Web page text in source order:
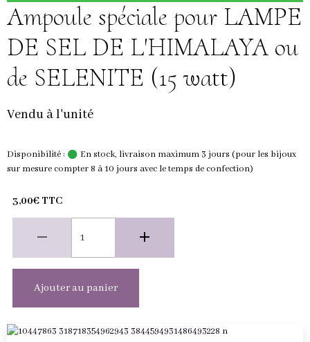
Ampoule spéciale pour LAMPE
DE SEL DE L'HIMALAYA ou
de SELENITE (15 watt)
Vendu à l'unité
Disponibilité :
En stock, livraison maximum 3 jours (pour les bijoux
sur mesure compter 8 à 10 jours avec le temps de confection)
3,00€ TTC
Ajouter au panier